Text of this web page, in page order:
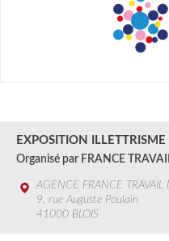
EXPOSITION ILLETTRISME
Organisé par FRANCE
AGENCE FRANCE TRAVAIL
9, rue Auguste Poulain
41000 BLOIS